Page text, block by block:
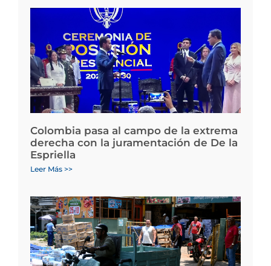
Colombia pasa al campo de la extrema
derecha con la juramentación de De la
Espriella
Leer Más >>